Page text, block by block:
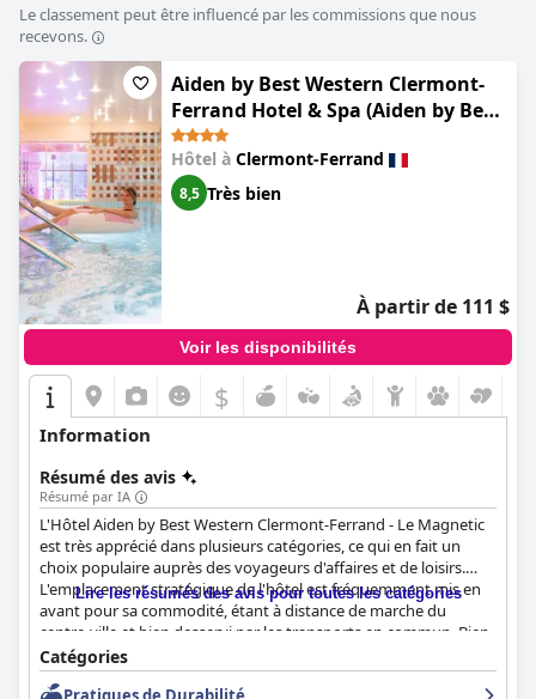
Le classement peut être influencé par les commissions que nous
recevons.
Aiden by Best Western Clermont-
Ferrand Hotel & Spa (Aiden by Best
Western Clermont-Ferrand - Le
Magnetic Hotel & Spa)
Hôtel à Clermont-Ferrand
8,5 Très bien
À partir de 111 $
Voir les disponibilités
$
Information
Résumé des avis
Résumé par IA
L'Hôtel Aiden by Best Western Clermont-Ferrand - Le Magnetic
est très apprécié dans plusieurs catégories, ce qui en fait un
choix populaire auprès des voyageurs d'affaires et de loisirs.
L'emplacement stratégique de l'hôtel est fréquemment mis en
avant pour sa commodité, étant à distance de marche du
centre-ville et bien desservi par les transports en commun. Bien
que certains clients signalent des inconvénients mineurs tels
que des difficultés de stationnement et des travaux
Lire les résumés des avis pour toutes les catégories
Catégories